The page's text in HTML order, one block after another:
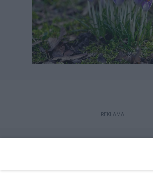
REKLAMA